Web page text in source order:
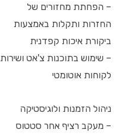
– הפחתת מחזורים של
החזרות ותקלות באמצעות
ביקורת איכות קפדנית
– שימוש בתוכנות צ'אט ושירות
לקוחות אוטומטי
ניהול הזמנות ולוגיסטיקה
– מעקב רציף אחר סטטוס